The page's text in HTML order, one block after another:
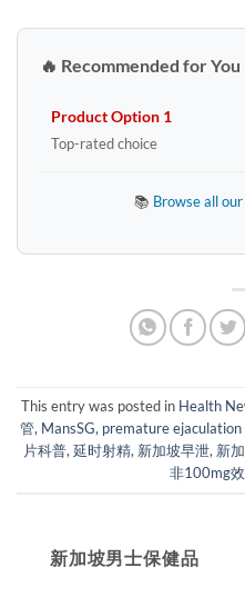
🔥 Recommended for You
Product Option 1
Top-rated choice
📚 Browse all
This entry was posted in Health
管, MansSG, premature
片科普,延时射精, 新加坡早泄, 新
非100mg
新加坡男士保健品